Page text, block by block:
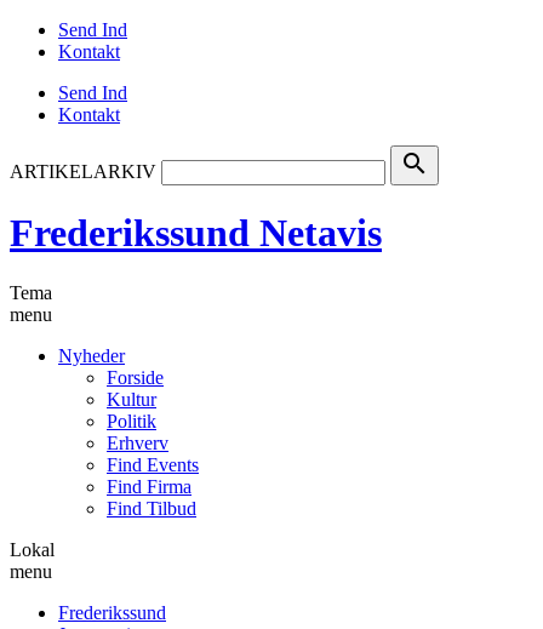
Send Ind
Kontakt
Send Ind
Kontakt
ARTIKELARKIV search
Frederikssund Netavis
Tema
menu
Nyheder
Forside
Kultur
Politik
Erhverv
Find Events
Find Firma
Find Tilbud
Lokal
menu
Frederikssund